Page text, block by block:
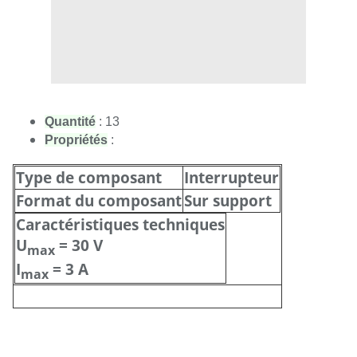
Quantité : 13
Propriétés :
Type de composant
Interrupteur
Format du composantSur support
Caractéristiques techniques
Umax = 30 V
Imax = 3 A